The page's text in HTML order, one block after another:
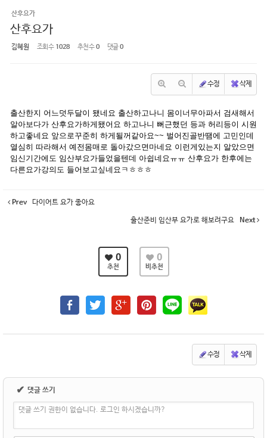
산후요가
산후요가
김혜원 조회 수 1028 추천 수0 댓글0
수정 삭제
출산한지 어느덧두달이 됐네요 출산하고나니 몸이너무아파서 검새해서
알아보다가 산후요가하게됐어요 하고나니 뻐근했던 등과 허리등이 시원
하고좋네요 앞으로꾸준히 하게될꺼같아요~~ 벌어진골반땜에 고민인데
열심히 따라해서 예전몸매로 돌아갔으면마네요 이런게있는지 알았으면
임신기간에도 임산부요가들었을텐데 아쉽네요ㅠㅠ 산후요가 한후에는
다른요가강의도 들어보고싶네요ㅋㅎㅎㅎ
Prev 다이어트 요가 좋아요
출산준비 임산부 요가로 해보려구요 Next
0
추천
0
비추천
수정 삭제
✔ 댓글 쓰기
댓글 쓰기 권한이 없습니다. 로그인 하시겠습니까?